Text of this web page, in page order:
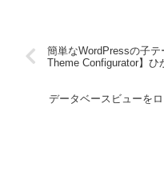
簡単なWordPressの子
Theme Configurator】ひ
データベースビューを